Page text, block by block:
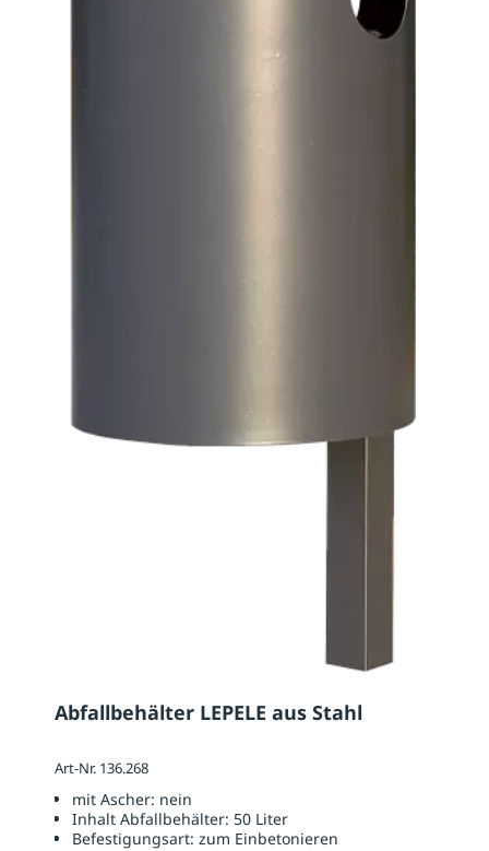
Abfallbehälter LEPELE aus Stahl
Art-Nr. 136.268
mit Ascher: nein
Inhalt Abfallbehälter: 50 Liter
Befestigungsart: zum Einbetonieren